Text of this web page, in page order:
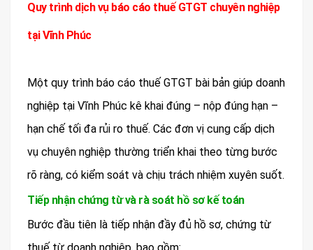
Quy trình dịch vụ báo cáo thuế GTGT chuyên nghiệp
tại Vĩnh Phúc
Một quy trình báo cáo thuế GTGT bài bản giúp doanh
nghiệp tại Vĩnh Phúc kê khai đúng – nộp đúng hạn –
hạn chế tối đa rủi ro thuế. Các đơn vị cung cấp dịch
vụ chuyên nghiệp thường triển khai theo từng bước
rõ ràng, có kiểm soát và chịu trách nhiệm xuyên suốt.
Tiếp nhận chứng từ và rà soát hồ sơ kế toán
Bước đầu tiên là tiếp nhận đầy đủ hồ sơ, chứng từ